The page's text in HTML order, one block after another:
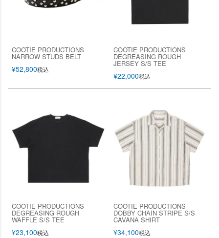
COOTIE PRODUCTIONS
NARROW STUDS BELT
¥52,800税込
COOTIE PRODUCTIONS
DEGREASING ROUGH
JERSEY S/S TEE
¥22,000税込
COOTIE PRODUCTIONS
DEGREASING ROUGH
WAFFLE S/S TEE
¥23,100税込
COOTIE PRODUCTIONS
DOBBY CHAIN STRIPE S/S
CAVANA SHIRT
¥34,100税込